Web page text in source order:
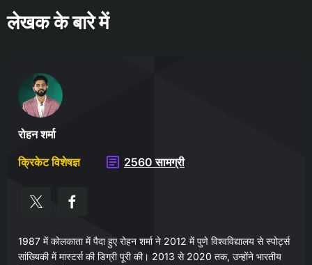
लेखक के बारे में
रोहन शर्मा
क्रिकेट विशेषज्ञ
2560 सामग्री
1987 में कोलकाता में पैदा हुए रोहन शर्मा ने 2012 में पुणे विश्वविद्यालय से स्पोर्ट्स
सांख्यिकी में मास्टर्स की डिग्री पूरी की। 2013 से 2020 तक, उन्होंने भारतीय